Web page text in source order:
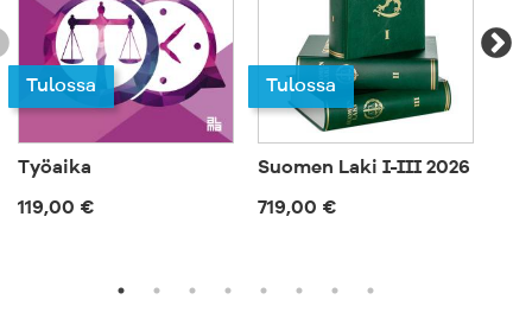
Tulossa
Työaika
119,00 €
Tulossa
Suomen Laki I-III 2026
719,00 €